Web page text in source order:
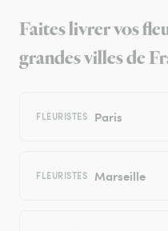
Faites livrer vos
grandes villes de
FLEURISTES Paris
FLEURISTES Marseille